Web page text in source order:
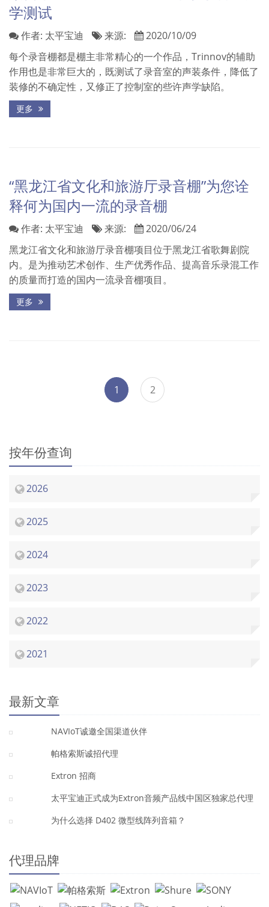
学测试
作者: 太平宝迪 来源:
2020/10/09
每个录音棚都是棚主非常精心的一个作品，Trinnov的辅助
作用也是非常巨大的，既测试了录音室的声装条件，降低了
装修的不确定性，又修正了控制室的些许声学缺陷。
更多
“黑龙江省文化和旅游厅录音棚”为您诠
释何为国内一流的录音棚
作者: 太平宝迪 来源:
2020/06/24
黑龙江省文化和旅游厅录音棚项目位于黑龙江省歌舞剧院
内。是为推动艺术创作、生产优秀作品、提高音乐录混工作
的质量而打造的国内一流录音棚项目。
更多
1 2
按年份查询
2026
2025
2024
2023
2022
2021
最新文章
NAVIoT诚邀全国渠道伙伴
帕格索斯诚招代理
Extron 招商
太平宝迪正式成为Extron音频产品线中国区独家总代理
为什么选择 D402 微型线阵列音箱？
代理品牌